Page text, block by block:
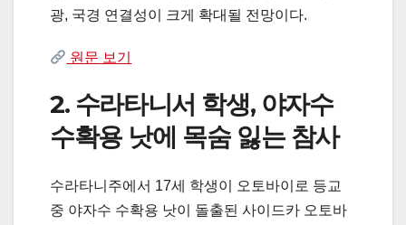
광, 국경 연결성이 크게 확대될 전망이다.
원문 보기
2. 수라타니서 학생, 야자수
수확용 낫에 목숨 잃는 참사
수라타니주에서 17세 학생이 오토바이로 등교
중 야자수 수확용 낫이 돌출된 사이드카 오토바